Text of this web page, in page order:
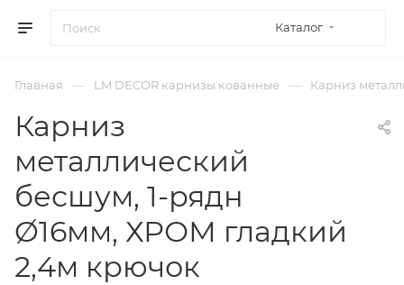
Каталог
Главная — LM DECOR карнизы кованные — Карниз
Карниз
металлический
бесшум, 1-рядн
Ø16мм, ХРОМ гладкий
2,4м крючок